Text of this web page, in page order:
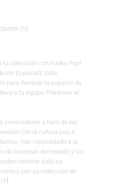
(0)
tu colección con Funko Pop!
Especial)! Este
para iluminar tu espacio de
a tu equipo Pokémon al
conocedores y fans de las
con la cultura pop a
han consolidado a la
de licencias del mundo y los
mostrar toda su
con su colección de